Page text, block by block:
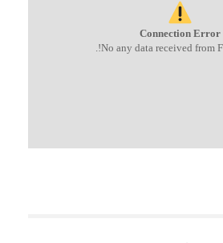
Connection Error
No any data received from